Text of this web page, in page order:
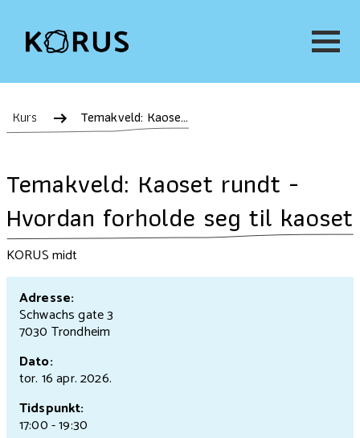
Kurs Temakveld: Kaoset rundt - Hvordan forholde seg til kaoset
Temakveld: Kaoset rundt -
Hvordan forholde seg til kaoset
KORUS midt
Adresse:
Schwachs gate 3
7030 Trondheim
Dato:
tor. 16 apr.2026.
Tidspunkt:
17:00 - 19:30